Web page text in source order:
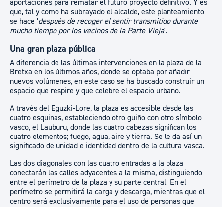
aportaciones para rematar el futuro proyecto definitivo. Y es
que, tal y como ha subrayado el alcalde, este planteamiento
se hace 'después de recoger el sentir transmitido durante
mucho tiempo por los vecinos de la Parte Vieja'.
Una gran plaza pública
A diferencia de las últimas intervenciones en la plaza de la
Bretxa en los últimos años, donde se optaba por añadir
nuevos volúmenes, en este caso se ha buscado construir un
espacio que respire y que celebre el espacio urbano.
A través del Eguzki-Lore, la plaza es accesible desde las
cuatro esquinas, estableciendo otro guiño con otro símbolo
vasco, el Lauburu, donde las cuatro cabezas significan los
cuatro elementos; fuego, agua, aire y tierra. Se le da así un
significado de unidad e identidad dentro de la cultura vasca.
Las dos diagonales con las cuatro entradas a la plaza
conectarán las calles adyacentes a la misma, distinguiendo
entre el perímetro de la plaza y su parte central. En el
perímetro se permitirá la carga y descarga, mientras que el
centro será exclusivamente para el uso de personas que